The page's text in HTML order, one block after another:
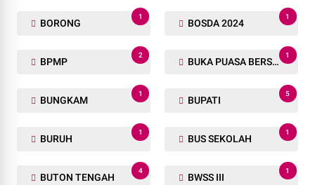
BORONG
1
BOSDA 2024
1
BPMP
2
BUKA PUASA BERSAMA
1
BUNGKAM
1
BUPATI
5
BURUH
1
BUS SEKOLAH
1
BUTON TENGAH
4
BWSS III
1